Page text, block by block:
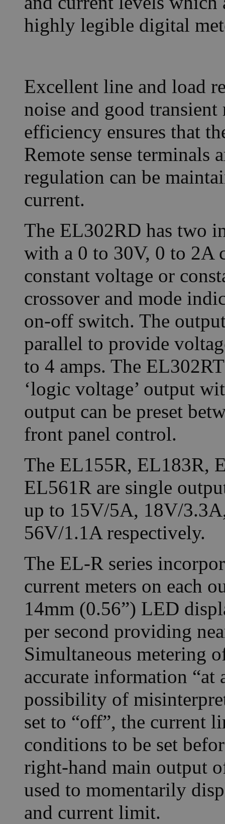
highly legible digital
Excellent line and load
noise and good
efficiency ensures that
Remote sense terminals
regulation can be
current.
The EL302RD has two
with a 0 to 30V, 0 to 2A
constant voltage or
crossover and mode
on-off switch. The
parallel to provide
to 4 amps. The
‘logic voltage’ output
output can be preset
front panel control.
The EL155R, EL183R,
EL561R are single
up to 15V/5A, 18V/
56V/1.1A respectively.
The EL-R series
current meters on each
14mm (0.56”) LED
per second providing
Simultaneous metering
accurate information “at
possibility of
set to “off”, the current
conditions to be set
right-hand main output
used to momentarily
and current limit.